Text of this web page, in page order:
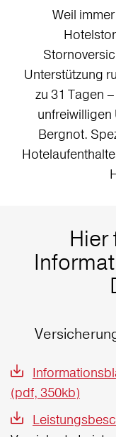
Weil
Unterstützung
zu 31 Tagen
Bergnot.
Hier
(pdf, 350kb)